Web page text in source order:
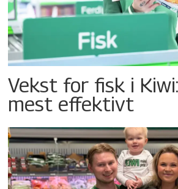
Vekst for fisk i
mest effektivt